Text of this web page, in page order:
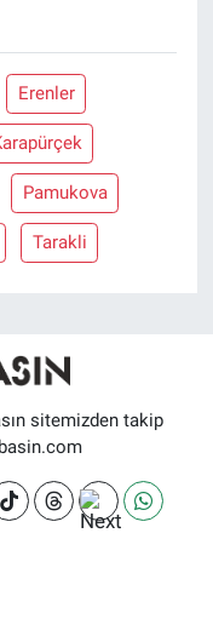
Erenler
Pamukova
Tarakli
sitemizden takip